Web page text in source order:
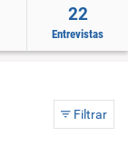
22
Entrevistas
Filtrar